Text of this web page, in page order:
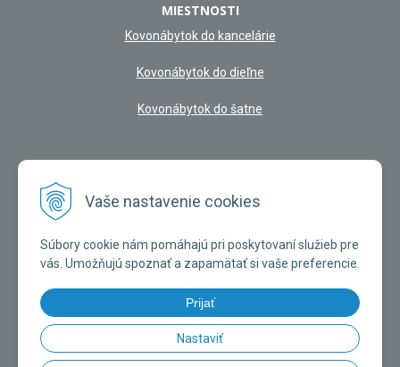
Vaše nastavenie cookies
Súbory cookie nám pomáhajú pri poskytovaní služieb pre
vás. Umožňujú spoznať a zapamätať si vaše preferencie.
Prijať
Nastaviť
MIESTNOSTI
Kovonábytok do kancelárie
Kovonábytok do dieľne
Kovonábytok do šatne